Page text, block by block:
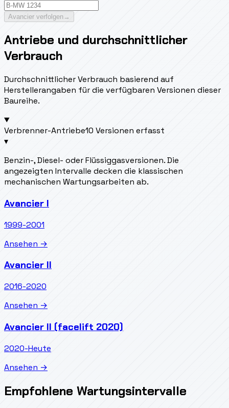
Avancier verfolgen→
Antriebe und durchschnittlicher
Verbrauch
Durchschnittlicher Verbrauch basierend auf
Herstellerangaben für die verfügbaren Versionen dieser
Baureihe.
Verbrenner-Antriebe10 Versionen erfasst
▾
Benzin-, Diesel- oder Flüssiggasversionen. Die
angezeigten Intervalle decken die klassischen
mechanischen Wartungsarbeiten ab.
Avancier I
1999-2001
Ansehen →
Avancier II
2016-2020
Ansehen →
Avancier II (facelift 2020)
2020-Heute
Ansehen →
Empfohlene Wartungsintervalle